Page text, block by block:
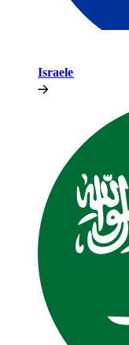
Israele​​